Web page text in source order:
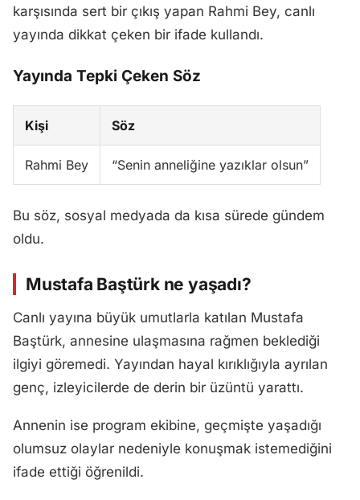
karşısında sert bir çıkış yapan Rahmi Bey, canlı
yayında dikkat çeken bir ifade kullandı.
Yayında Tepki Çeken Söz
Kişi Söz
Rahmi Bey “Senin anneliğine yazıklar olsun”
Bu söz, sosyal medyada da kısa sürede gündem
oldu.
Mustafa Baştürk ne yaşadı?
Canlı yayına büyük umutlarla katılan Mustafa
Baştürk, annesine ulaşmasına rağmen beklediği
ilgiyi göremedi. Yayından hayal kırıklığıyla ayrılan
genç, izleyicilerde de derin bir üzüntü yarattı.
Annenin ise program ekibine, geçmişte yaşadığı
olumsuz olaylar nedeniyle konuşmak istemediğini
ifade ettiği öğrenildi.